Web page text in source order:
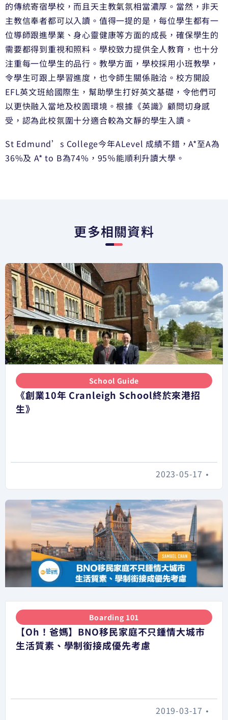
的傳統寄宿學校，而且天主教氣氛相當濃厚。當然，非天
主教信奉者都可以入讀。值得一提的是，每位學生都有一
位導師跟進學業、身心靈健康等方面的成長，確保學生的
需要都得到重視和照料。學校致力提供全人教育，也十分
注重每一位學生的品行。教學方面，學校採用小班教學，
令學生可跟上學習進度，也令師生關係融洽。校方開設
EFL英文班給國際生，幫助學生打好英文基礎，令他們可
以更快融入當地及校園環境。根據《英識》顧問切身感
受，認為此校氛圍十分適合較為文靜的學生入讀。
St Edmund’s College今年ALevel 成績不錯，A*至A為
36%及 A* to B為74%，95％能順利升讀大學。
更多相關資料
School Guide
《創業10年 Cranleigh School終於來港招
生》
•
2023-05-17
Boarding 101
【Oh！爸媽】BNO移民家庭不只鍾情大城市
生活質素、學制銜接成優先考慮
•
2019-03-17